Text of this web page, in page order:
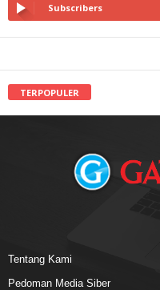
Subscribers
TERPOPULER
Tentang Kami
Pedoman Media Siber